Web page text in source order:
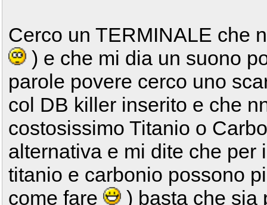
Cerco un TERMINALE che
) e che mi dia un suono
parole povere cerco uno
col DB killer inserito e che
costosissimo Titanio o
alternativa e mi dite che per
titanio e carbonio possono
come fare
) basta che sia